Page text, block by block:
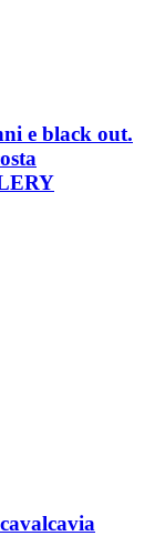
e black out.